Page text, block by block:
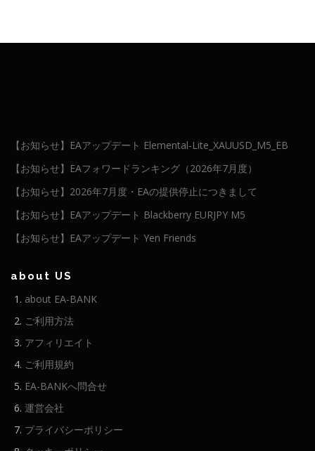
【お知らせ】EAアップデート Elemental-Lite_XAUUSD_M5_EB
【お知らせ】EAフォワードランキング（2026年7月度）
【お知らせ】2026年7月度・EAの提供停止につきまして
【お知らせ】EAアップデート Blackberry EURJPY M5
【お知らせ】EAアップデート Yen Friends
about US
about EA-BANK
ご利用方法
アフィリエイト
ご利用規約
EA-BANKへ問合せ
運営会社
プライバシーポリシー